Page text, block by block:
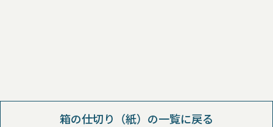
箱の仕切り（紙）の一覧に戻る